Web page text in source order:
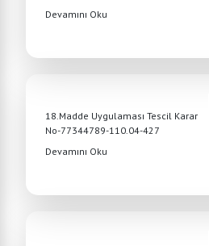
Devamını Oku
18.Madde Uygulaması Tescil Karar
No-77344789-110.04-427
Devamını Oku